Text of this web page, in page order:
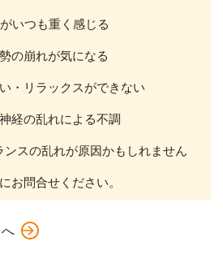
いつも重く感じる
勢の崩れが気になる
・リラックスができない
経の乱れによる不調
ンスの乱れが原因かもしれません
お問合せください。